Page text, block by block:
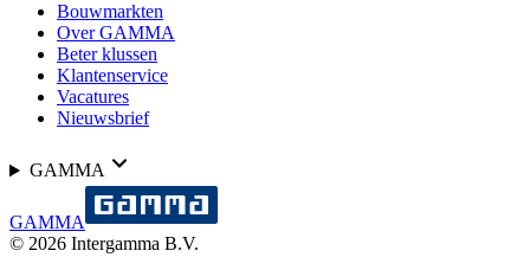
Bouwmarkten
Over GAMMA
Beter klussen
Klantenservice
Vacatures
Nieuwsbrief
GAMMA
GAMMA
© 2026 Intergamma B.V.